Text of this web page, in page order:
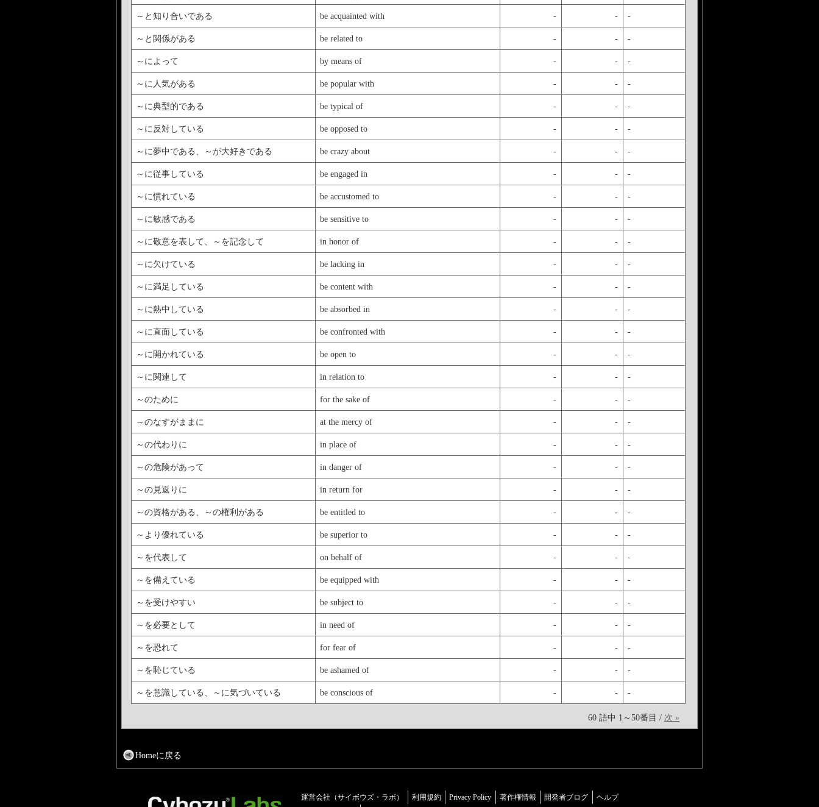
～と知り合いである be acquainted with - - -
～と関係がある be related to - - -
～によって by means of - - -
～に人気がある be popular with - - -
～に典型的である be typical of - - -
～に反対している be opposed to - - -
～に夢中である、～が大好きである be crazy about - - -
～に従事している be engaged in - - -
～に慣れている be accustomed to - - -
～に敏感である be sensitive to - - -
～に敬意を表して、～を記念して in honor of - - -
～に欠けている be lacking in - - -
～に満足している be content with - - -
～に熱中している be absorbed in - - -
～に直面している be confronted with - - -
～に開かれている be open to - - -
～に関連して in relation to - - -
～のために for the sake of - - -
～のなすがままに at the mercy of - - -
～の代わりに in place of - - -
～の危険があって in danger of - - -
～の見返りに in return for - - -
～の資格がある、～の権利がある be entitled to - - -
～より優れている be superior to - - -
～を代表して on behalf of - - -
～を備えている be equipped with - - -
～を受けやすい be subject to - - -
～を必要として in need of - - -
～を恐れて for fear of - - -
～を恥じている be ashamed of - - -
～を意識している、～に気づいている be conscious of - - -
60 語中 1～50番目 / 次 »
Homeに戻る
運営会社（サイボウズ・ラボ） 利用規約 Privacy Policy 著作権情報 開発者ブログ ヘルプ